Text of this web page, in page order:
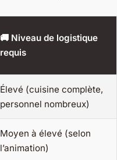
🚚 Niveau de logistique
requis
Élevé (cuisine complète,
personnel nombreux)
Moyen à élevé (selon
l’animation)